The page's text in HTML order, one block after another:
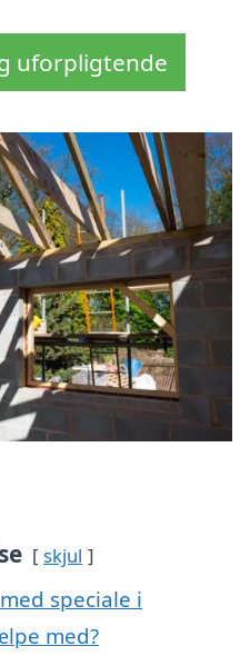
uforpligtende
skjul
speciale i
med?